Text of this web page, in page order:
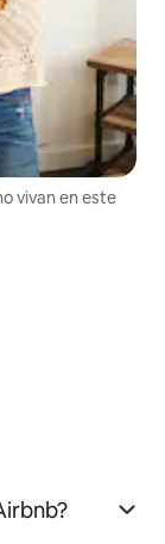
vivan en este